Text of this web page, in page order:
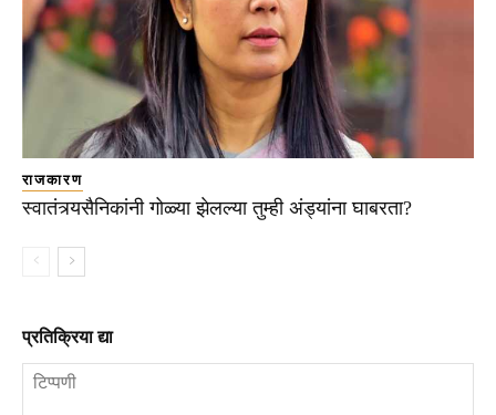
राजकारण
स्वातंत्र्यसैनिकांनी गोळ्या झेलल्या तुम्ही अंड्यांना घाबरता?
प्रतिक्रिया द्या